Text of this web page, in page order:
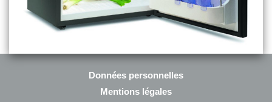
Données personnelles
Mentions légales